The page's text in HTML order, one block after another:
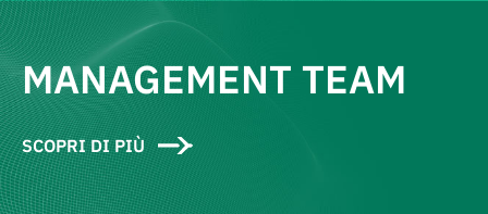
MANAGEMENT TEAM
SCOPRI DI PIÙ